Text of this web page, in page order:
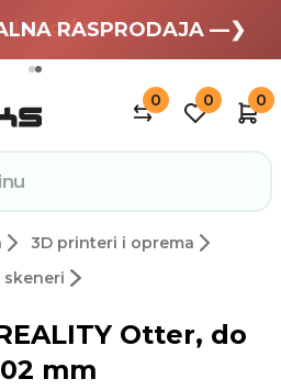
odmor —❯
RASPRODAJA —❯
0 0 0
3D printeri i oprema
skeneri
Otter, do
mm